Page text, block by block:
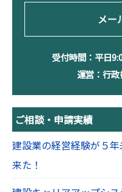
メー
受付時間：平日
運営：行
ご相談・申請実績
建設業の経営経験が５
来た！